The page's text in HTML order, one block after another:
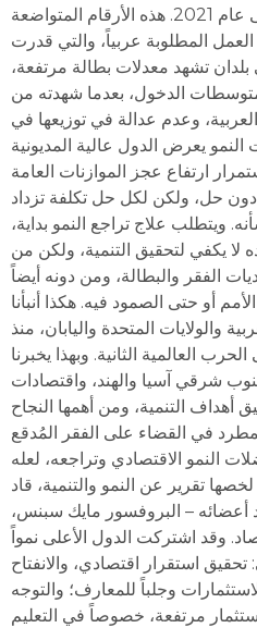
أرباع النقطة المئوية فقط، حتى عام 2021. هذه الأرقام المتواضعة
المطلوبة عربياً، والتي قدرت
تشهد معدلات بطالة مرتفعة،
الدخول، بعدما شهدته من
وعدم عدالة في توزيعها في
يعرض الدول عالية المديونية
دون حل، ولكن لكل حل تكلفة تزداد
ويتطلب علاج تراجع النمو بداية،
لا يكفي لتحقيق التنمية، ولكن من
الفقر والبطالة، ومن دونه أيضاً
أو حتى الصمود فيه. هكذا أنبأنا
والولايات المتحدة واليابان، منذ
العالمية الثانية. وبهذا يخبرنا
شرقي آسيا والهند، واقتصادات
أهداف التنمية، ومن أهمها النجاح
النمو الاقتصادي وتراجعه، لعله
تقرير عن النمو والتنمية، قاد
– البروفسور مايك سبنس،
وقد اشتركت الدول الأعلى نمواً
استقرار اقتصادي، والانفتاح
وجلباً للمعارف؛ والتوجه
مرتفعة، خصوصاً في التعليم